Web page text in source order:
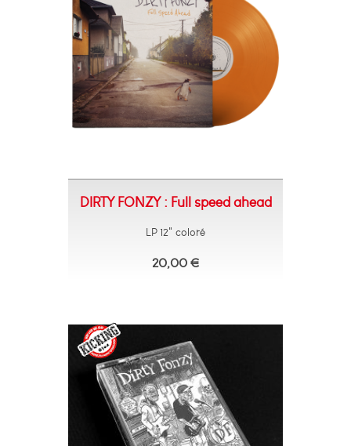
DIRTY FONZY : Full speed ahead
LP 12" coloré
20,00 €